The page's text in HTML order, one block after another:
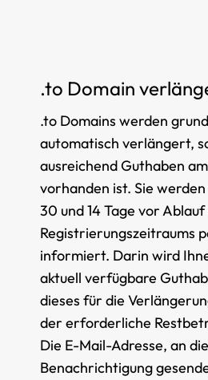
.to Domain
.to Domains werden
automatisch verlängert,
ausreichend Guthaben
vorhanden ist. Sie
30 und 14 Tage vor
Registrierungszeitraums
informiert. Darin wird
aktuell verfügbare
dieses für die
der erforderliche
Die E-Mail-Adresse, an
Benachrichtigung